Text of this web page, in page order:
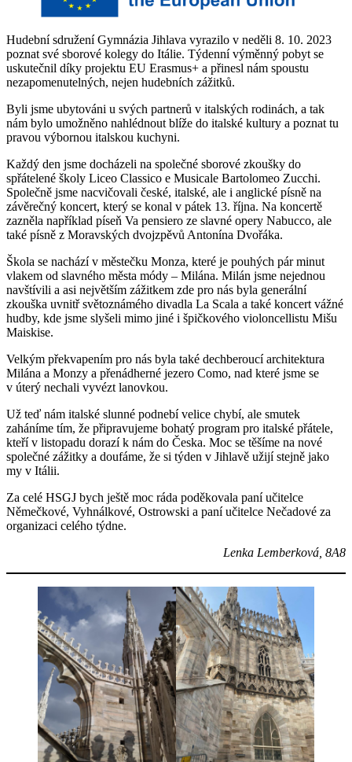
Hudební sdružení Gymnázia Jihlava vyrazilo v neděli 8. 10. 2023
poznat své sborové kolegy do Itálie. Týdenní výměnný pobyt se
uskutečnil díky projektu EU Erasmus+ a přinesl nám spoustu
nezapomenutelných, nejen hudebních zážitků.
Byli jsme ubytováni u svých partnerů v italských rodinách, a tak
nám bylo umožněno nahlédnout blíže do italské kultury a poznat tu
pravou výbornou italskou kuchyni.
Každý den jsme docházeli na společné sborové zkoušky do
spřátelené školy Liceo Classico e Musicale Bartolomeo Zucchi.
Společně jsme nacvičovali české, italské, ale i anglické písně na
závěrečný koncert, který se konal v pátek 13. října. Na koncertě
zazněla například píseň Va pensiero ze slavné opery Nabucco, ale
také písně z Moravských dvojzpěvů Antonína Dvořáka.
Škola se nachází v městečku Monza, které je pouhých pár minut
vlakem od slavného města módy – Milána. Milán jsme nejednou
navštívili a asi největším zážitkem zde pro nás byla generální
zkouška uvnitř světoznámého divadla La Scala a také koncert vážné
hudby, kde jsme slyšeli mimo jiné i špičkového violoncellistu Mišu
Maiskise.
Velkým překvapením pro nás byla také dechberoucí architektura
Milána a Monzy a přenádherné jezero Como, nad které jsme se
v úterý nechali vyvézt lanovkou.
Už teď nám italské slunné podnebí velice chybí, ale smutek
zaháníme tím, že připravujeme bohatý program pro italské přátele,
kteří v listopadu dorazí k nám do Česka. Moc se těšíme na nové
společné zážitky a doufáme, že si týden v Jihlavě užijí stejně jako
my v Itálii.
Za celé HSGJ bych ještě moc ráda poděkovala paní učitelce
Němečkové, Vyhnálkové, Ostrowski a paní učitelce Nečadové za
organizaci celého týdne.
Lenka Lemberková, 8A8